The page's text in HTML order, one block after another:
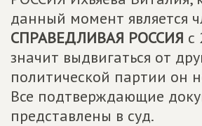
данный момент является
СПРАВЕДЛИВАЯ РОССИЯ с
значит выдвигаться от
политической партии он
Все подтверждающие
представлены в суд.